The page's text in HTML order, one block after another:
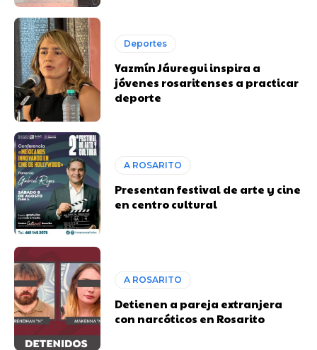
Deportes
Yazmín Jáuregui inspira a
jóvenes rosaritenses a practicar
deporte
A ROSARITO
Presentan festival de arte y cine
en centro cultural
A ROSARITO
Detienen a pareja extranjera
con narcóticos en Rosarito